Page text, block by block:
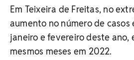
Em Teixeira de Freitas, no
aumento no número de casos
janeiro e fevereiro deste ano,
mesmos meses em 2022.